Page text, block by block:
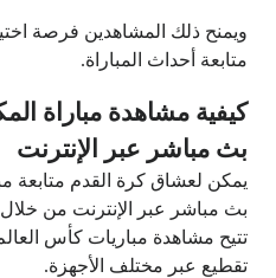
ويمنح ذلك المشاهدين فرصة
متابعة أحداث المباراة.
كيفية مشاهدة مباراة
بث مباشر عبر الإنترنت
يمكن لعشاق كرة القدم متابعة
تقطيع عبر مختلف الأجهزة.